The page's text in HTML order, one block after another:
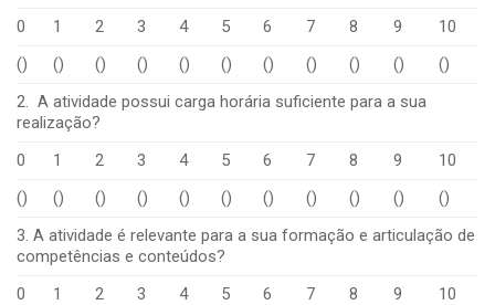
0
1 2 3 4 5 6 7 8 9
10
()
() () () () () () () () ()
()
2. A atividade possui carga horária suficiente para a sua
realização?
0
1 2 3 4 5 6 7 8 9
10
()
() () () () () () () () ()
()
3. A atividade é relevante para a sua formação e articulação de
competências e conteúdos?
0
1 2 3 4 5 6 7 8 9
10